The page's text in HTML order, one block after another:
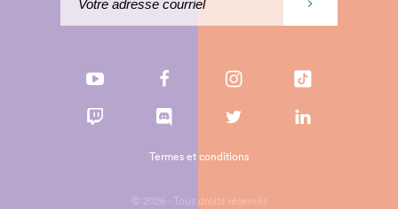
© 2026 - Tous droits réservés
Termes et conditions